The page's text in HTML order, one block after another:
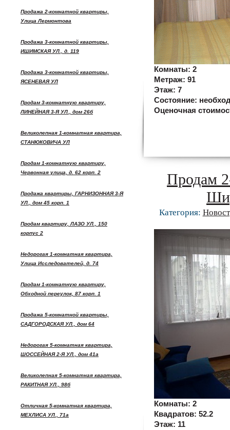
Продажа 2-комнатной квартиры,
Улица Лермонтова
Продажа 3-комнатной квартиры,
ИШИМСКАЯ УЛ., д. 119
Продажа 3-комнатной квартиры,
ЯСЕНЕВАЯ УЛ
Продам 3-комнатную квартиру,
ЛИНЕЙНАЯ 3-Я УЛ., дом 26б
Великолепная 1-комнатная квартира,
СТАНЮКОВИЧА УЛ
Продам 1-комнатную квартиру,
Червонная улица, д. 62 корп. 2
Продажа квартиры, ГАРНИЗОННАЯ 3-Я
УЛ., дом 45 корп. 1
Продам квартиру, ЛАЗО УЛ., 150
корпус 2
Недорогая 1-комнатная квартира,
Улица Исследователей, д. 74
Продам 1-комнатную квартиру,
Обходной переулок, 87 корп. 1
Продажа 5-комнатной квартиры,
САДГОРОДСКАЯ УЛ., дом 64
Недорогая 5-комнатная квартира,
ШОССЕЙНАЯ 2-Я УЛ., дом 41а
Великолепная 5-комнатная квартира,
РАКИТНАЯ УЛ., 98б
Отличная 5-комнатная квартира,
МЕХЛИСА УЛ., 71а
Комнаты: 2
Метраж: 91
Этаж: 7
Состояние:
Оценочная
Продам
Категория:
Комнаты: 2
Квадратов: 52.2
Этаж: 11